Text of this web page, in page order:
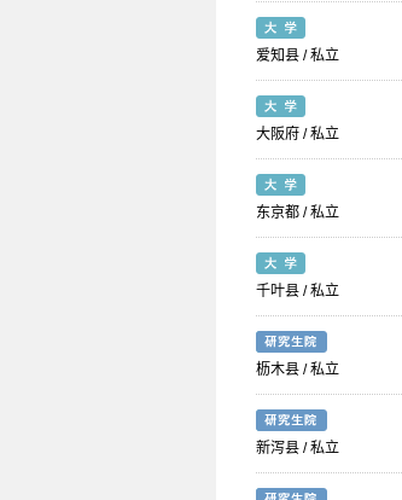
爱知县 / 私立
大阪府 / 私立
东京都 / 私立
千叶县 / 私立
枥木县 / 私立
新泻县 / 私立